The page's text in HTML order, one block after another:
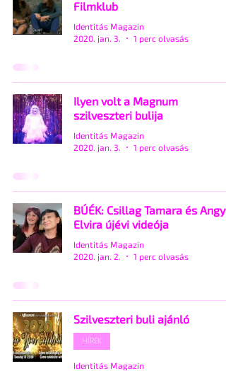
Filmklub
Identitás Magazin
2020. jan. 3.
1 perc olvasás
Ilyen volt a Magnum
szilveszteri bulija
Identitás Magazin
2020. jan. 3.
1 perc olvasás
BÚÉK: Csillag Tamara és
Elvira újévi videója
Identitás Magazin
2020. jan. 2.
1 perc olvasás
Szilveszteri buli ajánló
HÍREK
Identitás Magazin